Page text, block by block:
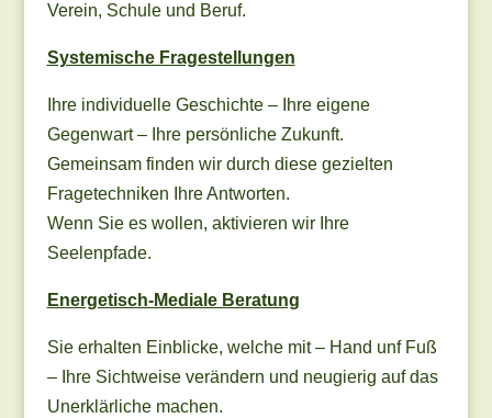
Verein, Schule und Beruf.
Systemische Fragestellungen
Ihre individuelle Geschichte – Ihre eigene
Gegenwart – Ihre persönliche Zukunft.
Gemeinsam finden wir durch diese gezielten
Fragetechniken Ihre Antworten.
Wenn Sie es wollen, aktivieren wir Ihre
Seelenpfade.
Energetisch-Mediale Beratung
Sie erhalten Einblicke, welche mit – Hand unf Fuß
– Ihre Sichtweise verändern und neugierig auf das
Unerklärliche machen.